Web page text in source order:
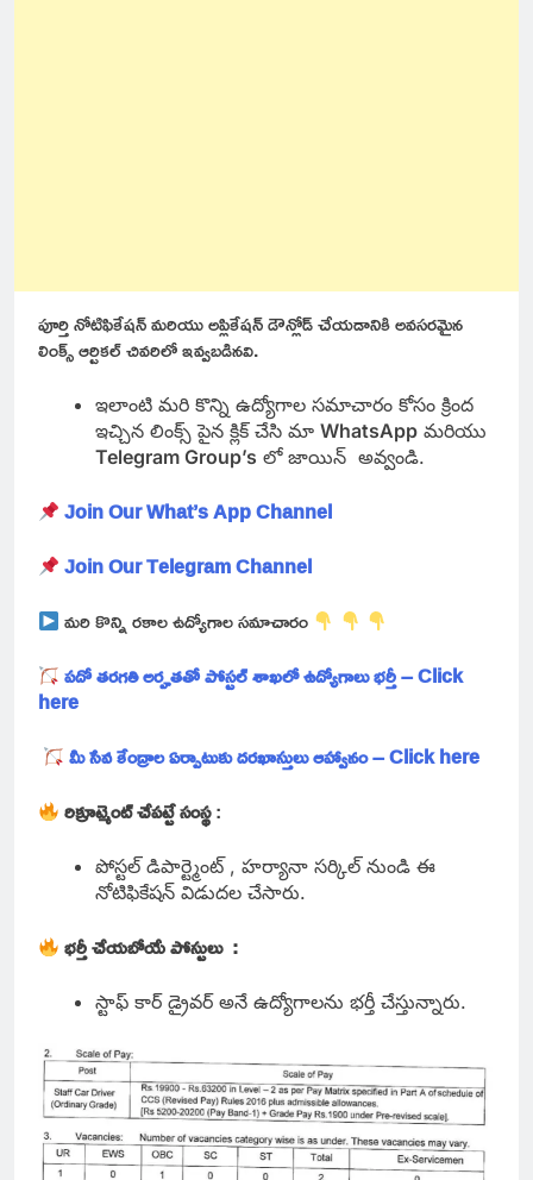
పూర్తి నోటిఫికేషన్ మరియు అప్లికేషన్ డౌన్లోడ్ చేయడానికి అవసరమైన
లింక్స్ ఆర్టికల్ చివరిలో ఇవ్వబడినవి.
ఇలాంటి మరి కొన్ని ఉద్యోగాల సమాచారం కోసం క్రింద
ఇచ్చిన లింక్స్ పైన క్లిక్ చేసి మా WhatsApp మరియు
Telegram Group’s లో జాయిన్ అవ్వండి.
Join Our What’s App Channel
Join Our Telegram Channel
మరి కొన్ని రకాల ఉద్యోగాల సమాచారం
పదో తరగతి అర్హతతో పోస్టల్ శాఖలో ఉద్యోగాలు భర్తీ – Click
here
మీ సేవ కేంద్రాల ఏర్పాటుకు దరఖాస్తులు ఆహ్వానం – Click here
రిక్రూట్మెంట్ చేపట్టే సంస్థ:
పోస్టల్ డిపార్ట్మెంట్ , హర్యానా సర్కిల్ నుండి ఈ
నోటిఫికేషన్ విడుదల చేసారు.
భర్తీ చేయబోయే పోస్టులు :
స్టాఫ్ కార్ డ్రైవర్ అనే ఉద్యోగాలను భర్తీ చేస్తున్నారు.